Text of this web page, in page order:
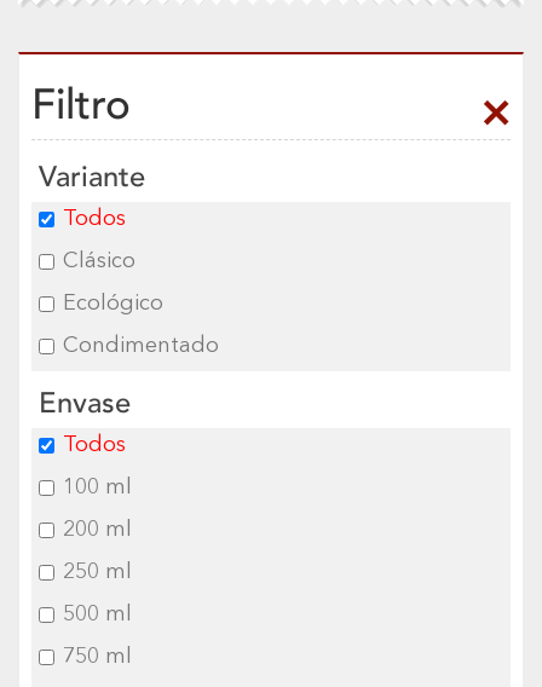
Filtro
Variante
Todos
Clásico
Ecológico
Condimentado
Envase
Todos
100 ml
200 ml
250 ml
500 ml
750 ml